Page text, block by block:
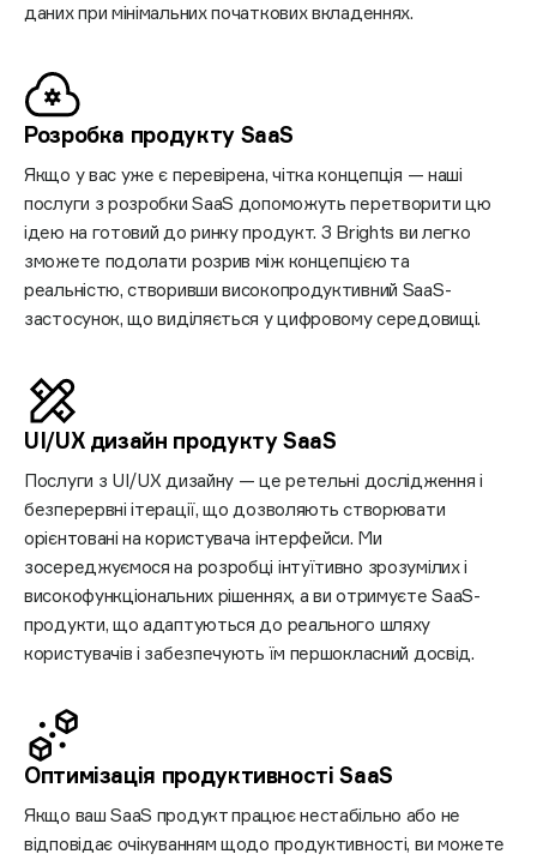
даних при мінімальних початкових вкладеннях.
Розробка продукту SaaS
Якщо у вас уже є перевірена, чітка концепція — наші
послуги з розробки SaaS допоможуть перетворити цю
ідею на готовий до ринку продукт. З Brights ви легко
зможете подолати розрив між концепцією та
реальністю, створивши високопродуктивний SaaS-
застосунок, що виділяється у цифровому середовищі.
UI/UX дизайн продуктуSaaS
Послуги з UI/UX дизайну — це ретельні дослідження і
безперервні ітерації, що дозволяють створювати
орієнтовані на користувача інтерфейси. Ми
зосереджуємося на розробці інтуїтивно зрозумілих і
високофункціональних рішеннях, а ви отримуєте SaaS-
продукти, що адаптуються до реального шляху
користувачів і забезпечують їм першокласний досвід.
Оптимізація продуктивності SaaS
Якщо ваш SaaS продукт працює нестабільно або не
відповідає очікуванням щодо продуктивності, ви можете